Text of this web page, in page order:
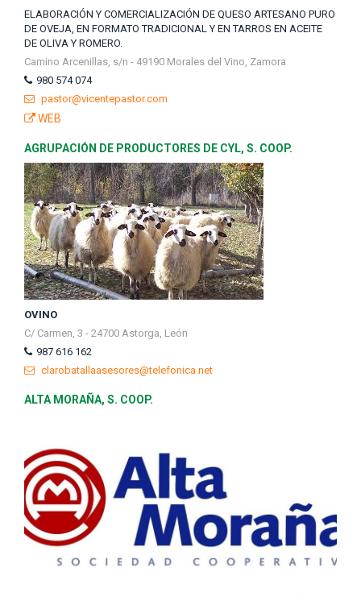
ELABORACIÓN Y COMERCIALIZACIÓN DE QUESO ARTESANO PURO
DE OVEJA, EN FORMATO TRADICIONAL Y EN TARROS EN ACEITE
DE OLIVA Y ROMERO.
Camino Arcenillas, s/n - 49190 Morales del Vino, Zamora
980 574 074
pastor@vicentepastor.com
WEB
AGRUPACIÓN DE PRODUCTORES DE CYL, S. COOP.
OVINO
C/ Carmen, 3 - 24700 Astorga, León
987 616 162
clarobatallaasesores@telefonica.net
ALTA MORAÑA, S. COOP.